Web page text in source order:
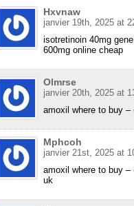
Hxvnaw
janvier 19th, 2025 at
isotretinoin 40mg
600mg online cheap
Olmrse
janvier 20th, 2025 at
amoxil where to buy –
Mphcoh
janvier 21st, 2025 at
amoxil where to buy –
uk